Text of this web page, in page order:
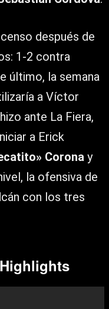
después de
1-2 contra
último, la semana
a Víctor
ante La Fiera,
a Erick
Corona y
la ofensiva de
con los tres